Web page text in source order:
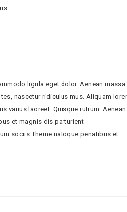
ligula eget dolor. Aenean massa.
nascetur ridiculus mus. Aliquam
varius laoreet. Quisque rutrum. Aenean
et magnis dis parturient
sociis Theme natoque penatibus et